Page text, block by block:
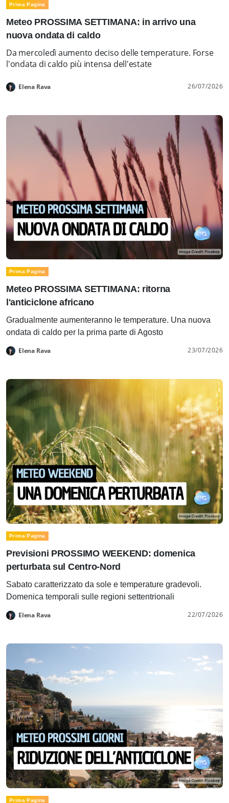
Prima Pagina
Meteo PROSSIMA SETTIMANA: in arrivo una
nuova ondata di caldo
Da mercoledì aumento deciso delle temperature. Forse
l'ondata di caldo più intensa dell'estate
Elena Rava 26/07/2026
Prima Pagina
Meteo PROSSIMA SETTIMANA: ritorna
l'anticiclone africano
Gradualmente aumenteranno le temperature. Una nuova
ondata di caldo per la prima parte di Agosto
Elena Rava 23/07/2026
Prima Pagina
Previsioni PROSSIMO WEEKEND: domenica
perturbata sul Centro-Nord
Sabato caratterizzato da sole e temperature gradevoli.
Domenica temporali sulle regioni settentrionali
Elena Rava 22/07/2026
Prima Pagina